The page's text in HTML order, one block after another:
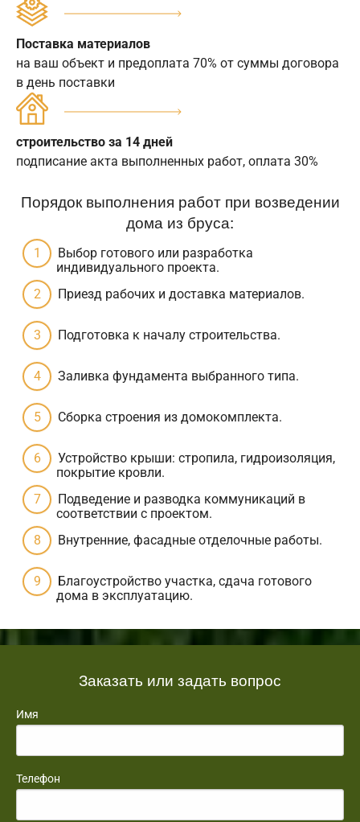
Поставка материалов
на ваш объект и предоплата 70% от суммы договора
в день поставки
строительство за 14 дней
подписание акта выполненных работ, оплата 30%
Порядок выполнения работ при возведении
дома из бруса:
Выбор готового или разработка
индивидуального проекта.
Приезд рабочих и доставка материалов.
Подготовка к началу строительства.
Заливка фундамента выбранного типа.
Сборка строения из домокомплекта.
Устройство крыши: стропила, гидроизоляция,
покрытие кровли.
Подведение и разводка коммуникаций в
соответствии с проектом.
Внутренние, фасадные отделочные работы.
Благоустройство участка, сдача готового
дома в эксплуатацию.
Заказать или задать вопрос
Имя
Телефон